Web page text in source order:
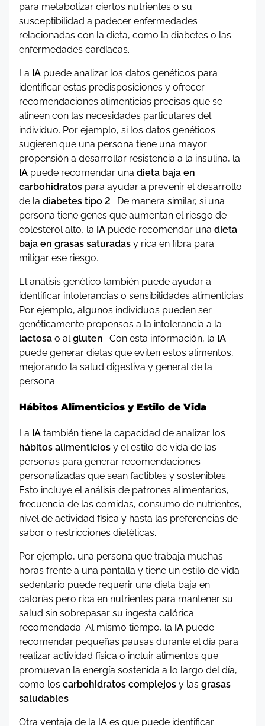
para metabolizar ciertos nutrientes o su
susceptibilidad a padecer enfermedades
relacionadas con la dieta, como la diabetes o las
enfermedades cardíacas.
La IA puede analizar los datos genéticos para
identificar estas predisposiciones y ofrecer
recomendaciones alimenticias precisas que se
alineen con las necesidades particulares del
individuo. Por ejemplo, si los datos genéticos
sugieren que una persona tiene una mayor
propensión a desarrollar resistencia a la insulina, la
IA puede recomendar una dieta baja en
carbohidratos para ayudar a prevenir el desarrollo
de la diabetes tipo 2 . De manera similar, si una
persona tiene genes que aumentan el riesgo de
colesterol alto, la IA puede recomendar una dieta
baja en grasas saturadas y rica en fibra para
mitigar ese riesgo.
El análisis genético también puede ayudar a
identificar intolerancias o sensibilidades alimenticias.
Por ejemplo, algunos individuos pueden ser
genéticamente propensos a la intolerancia a la
lactosa o al gluten . Con esta información, la IA
puede generar dietas que eviten estos alimentos,
mejorando la salud digestiva y general de la
persona.
Hábitos Alimenticios y Estilo de Vida
La IA también tiene la capacidad de analizar los
hábitos alimenticios y el estilo de vida de las
personas para generar recomendaciones
personalizadas que sean factibles y sostenibles.
Esto incluye el análisis de patrones alimentarios,
frecuencia de las comidas, consumo de nutrientes,
nivel de actividad física y hasta las preferencias de
sabor o restricciones dietéticas.
Por ejemplo, una persona que trabaja muchas
horas frente a una pantalla y tiene un estilo de vida
sedentario puede requerir una dieta baja en
calorías pero rica en nutrientes para mantener su
salud sin sobrepasar su ingesta calórica
recomendada. Al mismo tiempo, la IA puede
recomendar pequeñas pausas durante el día para
realizar actividad física o incluir alimentos que
promuevan la energía sostenida a lo largo del día,
como los carbohidratos complejos y las grasas
saludables .
Otra ventaja de la IA es que puede identificar